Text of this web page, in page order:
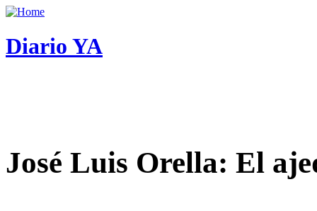
Diario YA
José Luis Orella: El